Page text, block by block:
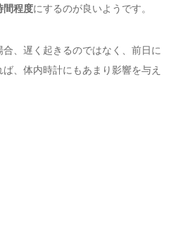
間程度にするのが良いようです。
、遅く起きるのではなく、前日に
、体内時計にもあまり影響を与え